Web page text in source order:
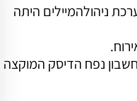
ניהולהמיילים היתה
נפח הדיסק המוקצה